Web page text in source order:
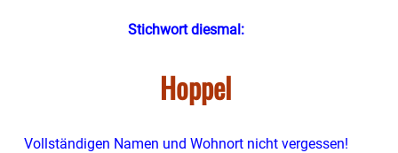
Stichwort diesmal:
Hoppel
Vollständigen Namen und Wohnort nicht vergessen!